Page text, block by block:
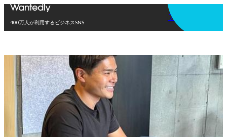
400万人が利用するビジネスSNS
アプリを使う